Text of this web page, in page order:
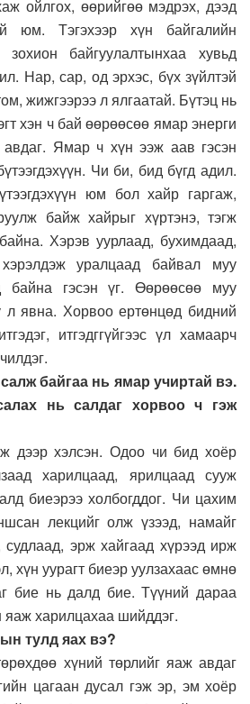
ойлгох, өөрийгөө мэдрэх, дээд
юм. Тэгэхээр хүн байгалийн
зохион байгуулалтынхаа хувьд
Нар, сар, од эрхэс, бүх зүйлтэй
жижгээрээ л ялгаатай. Бүтэц нь
хэн ч бай өөрөөсөө ямар энерги
авдаг. Ямар ч хүн ээж аав гэсэн
Чи би, бид бүгд адил.
юм бол хайр гаргаж,
байж хайрыг хүртэнэ, тэгж
Хэрэв уурлаад, бухимдаад,
уралцаад байвал муу
байна гэсэн үг. Өөрөөсөө муу
л явна. Хорвоо ертөнцөд бидний
итгэдггүйгээс үл хамаарч
байгаа нь ямар учиртай вэ.
нь салдаг хорвоо ч гэж
дээр хэлсэн. Одоо чи бид хоёр
харилцаад, ярилцаад сууж
биеэрээ холбогддог. Чи цахим
лекцийг олж үзээд, намайг
эрж хайгаад хүрээд ирж
хүн уурагт биеэр уулзахаас өмнө
бие нь далд бие. Түүний дараа
яаж харилцахаа шийддэг.
тулд яах вэ?
хүний төрлийг яаж авдаг
цагаан дусал гэж эр, эм хоёр